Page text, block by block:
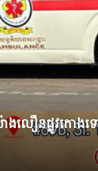
ងលឿនផ្លូវកោង